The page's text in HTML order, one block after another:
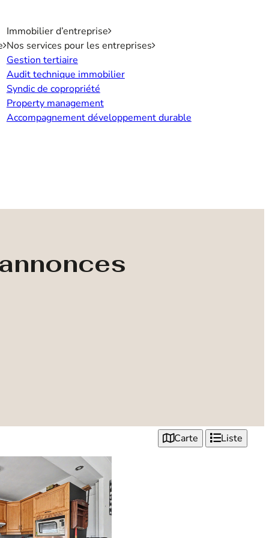
Immobilier d’entreprise
Nos services pour les entreprises
Gestion tertiaire
Audit technique immobilier
Syndic de copropriété
Property management
Accompagnement développement durable
Carte Liste